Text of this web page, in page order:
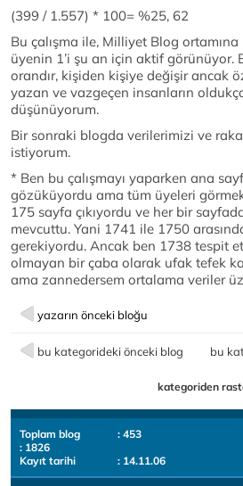
(399 / 1.557) * 100= %25, 62
Bu çalışma ile, Milliyet Blog ortamına
üyenin 1’i şu an için aktif görünüyor.
orandır, kişiden kişiye değişir ancak
yazan ve vazgeçen insanların
düşünüyorum.
Bir sonraki blogda verilerimizi ve
istiyorum.
* Ben bu çalışmayı yaparken ana
gözüküyordu ama tüm üyeleri
175 sayfa çıkıyordu ve her bir
mevcuttu. Yani 1741 ile 1750
gerekiyordu. Ancak ben 1738 tespit
olmayan bir çaba olarak ufak tefek
ama zannedersem ortalama veriler
yazarın önceki bloğu
bu kategorideki önceki blog bu
kategoriden
Toplam blog
: 453
: 1826
Kayıt tarihi
: 14.11.06